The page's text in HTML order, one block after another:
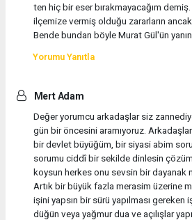
ten hiç bir eser bırakmayacağım
ilçemize vermiş olduğu zararların
Bende bundan böyle Murat Gül'ün
Yorumu Yanıtla
Mert Adam
Değer yorumcu arkadaşlar siz
gün bir öncesini aramıyoruz.
bir devlet büyüğüm, bir siyasi abim
sorumu ciddî bir sekilde dinlesin
koysun herkes onu sevsin bir dayanak
Artık bir büyük fazla merasim üzerine
işini yapsın bir sürü yapılması gereken
düğün veya yağmur dua ve açılışlar